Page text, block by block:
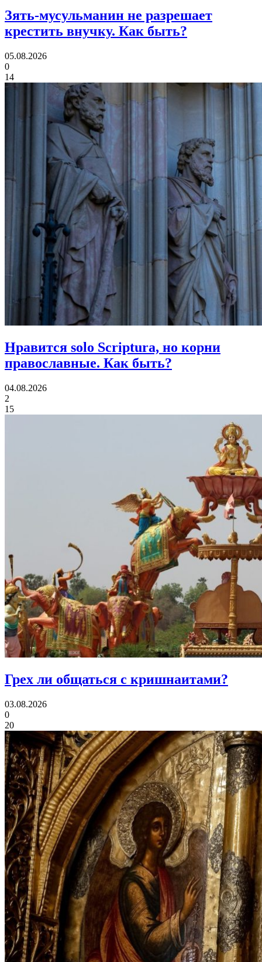
Зять-мусульманин не разрешает
крестить внучку. Как быть?
05.08.2026
0
14
Нравится solo Scriptura, но корни
православные. Как быть?
04.08.2026
2
15
Грех ли общаться с кришнаитами?
03.08.2026
0
20